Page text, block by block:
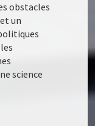
obstacles
un
science